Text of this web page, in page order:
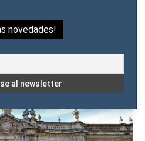
novedades!